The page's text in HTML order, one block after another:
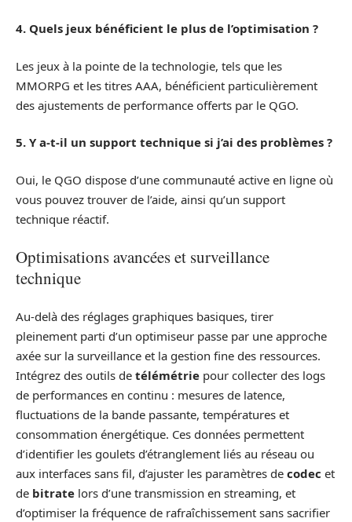
4. Quels jeux bénéficient le plus de l’optimisation ?
Les jeux à la pointe de la technologie, tels que les
MMORPG et les titres AAA, bénéficient particulièrement
des ajustements de performance offerts par le QGO.
5. Y a-t-il un support technique si j’ai des problèmes ?
Oui, le QGO dispose d’une communauté active en ligne où
vous pouvez trouver de l’aide, ainsi qu’un support
technique réactif.
Optimisations avancées et surveillance
technique
Au-delà des réglages graphiques basiques, tirer
pleinement parti d’un optimiseur passe par une approche
axée sur la surveillance et la gestion fine des ressources.
Intégrez des outils de télémétrie pour collecter des logs
de performances en continu : mesures de latence,
fluctuations de la bande passante, températures et
consommation énergétique. Ces données permettent
d’identifier les goulets d’étranglement liés au réseau ou
aux interfaces sans fil, d’ajuster les paramètres de codec et
de bitrate lors d’une transmission en streaming, et
d’optimiser la fréquence de rafraîchissement sans sacrifier